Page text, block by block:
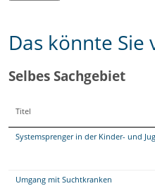
Das könnte
Selbes Sachgebiet
Titel
Systemsprenger in der Kinder- und
Umgang mit Suchtkranken